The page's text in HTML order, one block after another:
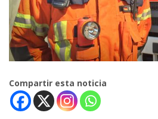
Compartir esta noticia